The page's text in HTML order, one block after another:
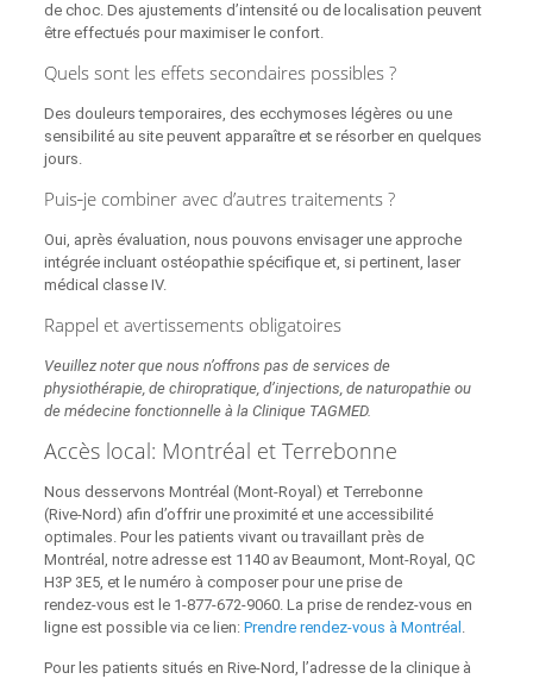
de choc. Des ajustements d’intensité ou de localisation peuvent
être effectués pour maximiser le confort.
Quels sont les effets secondaires possibles ?
Des douleurs temporaires, des ecchymoses légères ou une
sensibilité au site peuvent apparaître et se résorber en quelques
jours.
Puis‑je combiner avec d’autres traitements ?
Oui, après évaluation, nous pouvons envisager une approche
intégrée incluant ostéopathie spécifique et, si pertinent, laser
médical classe IV.
Rappel et avertissements obligatoires
Veuillez noter que nous n’offrons pas de services de
physiothérapie, de chiropratique, d’injections, de naturopathie ou
de médecine fonctionnelle à la Clinique TAGMED.
Accès local: Montréal et Terrebonne
Nous desservons Montréal (Mont‑Royal) et Terrebonne
(Rive‑Nord) afin d’offrir une proximité et une accessibilité
optimales. Pour les patients vivant ou travaillant près de
Montréal, notre adresse est 1140 av Beaumont, Mont‑Royal, QC
H3P 3E5, et le numéro à composer pour une prise de
rendez‑vous est le 1‑877‑672‑9060. La prise de rendez‑vous en
ligne est possible via ce lien: Prendre rendez‑vous à Montréal .
Pour les patients situés en Rive‑Nord, l’adresse de la clinique à